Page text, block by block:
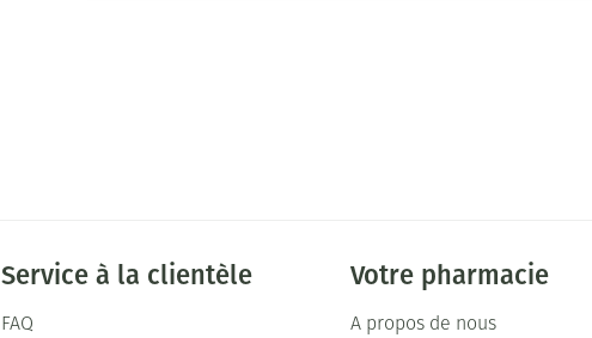
Service à la clientèle
FAQ
Votre pharmacie
A propos de nous